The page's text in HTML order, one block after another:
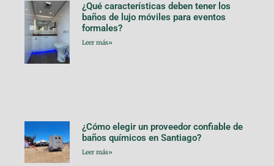
¿Qué características deben tener los
baños de lujo móviles para eventos
formales?
Leer más»
¿Cómo elegir un proveedor confiable de
baños químicos en Santiago?
Leer más»